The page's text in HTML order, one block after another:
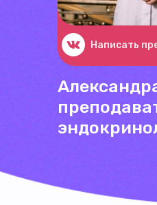
Написать